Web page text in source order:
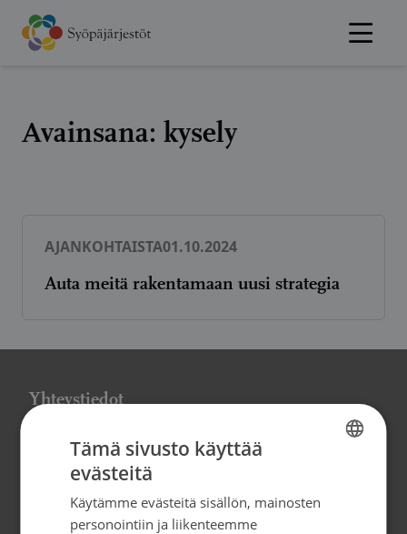
Hyppää
sisältöön
Avainsana: kysely
AJANKOHTAISTA01.10.2024
Auta meitä rakentamaan uusi strategia
Yhteystiedot
Syöpäjärjestöt
Mäkelänkatu 2, 4. kerros
00500 Helsinki
puh. 09 135 331
FINNISH
Tämä sivusto käyttää
evästeitä
Käytämme evästeitä sisällön, mainosten
personointiin ja liikenteemme